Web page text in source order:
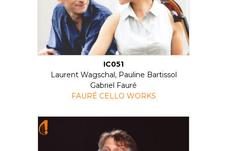
IC051
Laurent Wagschal, Pauline Bartissol
Gabriel Fauré
FAURÉ CELLO WORKS